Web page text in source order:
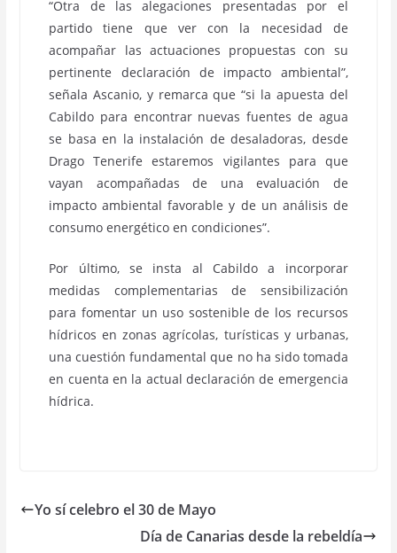
“Otra de las alegaciones presentadas por el
partido tiene que ver con la necesidad de
acompañar las actuaciones propuestas con su
pertinente declaración de impacto ambiental”,
señala Ascanio, y remarca que “si la apuesta del
Cabildo para encontrar nuevas fuentes de agua
se basa en la instalación de desaladoras, desde
Drago Tenerife estaremos vigilantes para que
vayan acompañadas de una evaluación de
impacto ambiental favorable y de un análisis de
consumo energético en condiciones”.
Por último, se insta al Cabildo a incorporar
medidas complementarias de sensibilización
para fomentar un uso sostenible de los recursos
hídricos en zonas agrícolas, turísticas y urbanas,
una cuestión fundamental que no ha sido tomada
en cuenta en la actual declaración de emergencia
hídrica.
Yo sí celebro el 30 de Mayo
Día de Canarias desde la rebeldía